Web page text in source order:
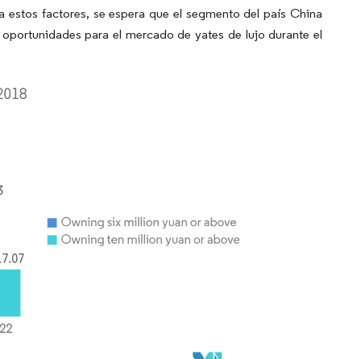
factores, se espera que el segmento del país China
para el mercado de yates de lujo durante el